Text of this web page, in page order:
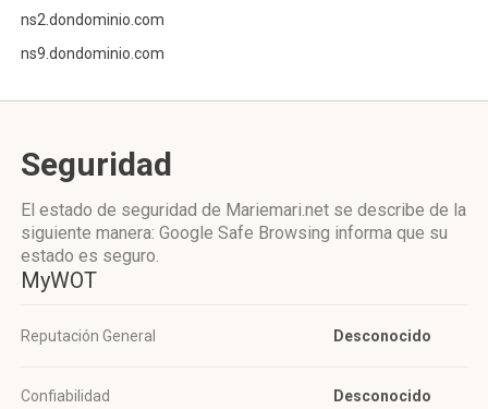
ns2.dondominio.com
ns9.dondominio.com
Seguridad
El estado de seguridad de Mariemari.net se describe de la
siguiente manera: Google Safe Browsing informa que su
estado es seguro.
MyWOT
Reputación General Desconocido
Confiabilidad
Desconocido